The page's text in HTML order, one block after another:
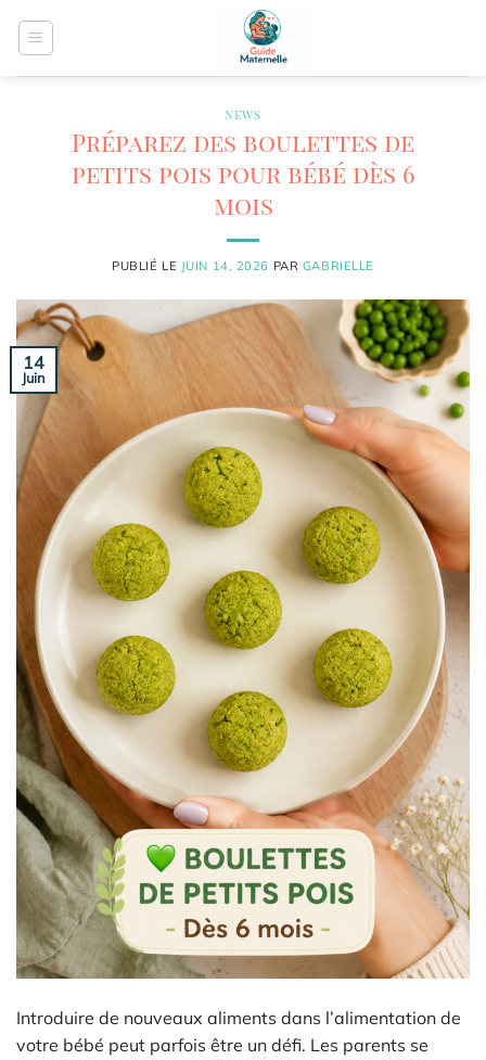
NEWS
Préparez des boulettes de
petits pois pour bébé dès 6
mois
PUBLIÉ LE JUIN 14, 2026 PAR GABRIELLE
14
Juin
Introduire de nouveaux aliments dans l’alimentation de
votre bébé peut parfois être un défi. Les parents se